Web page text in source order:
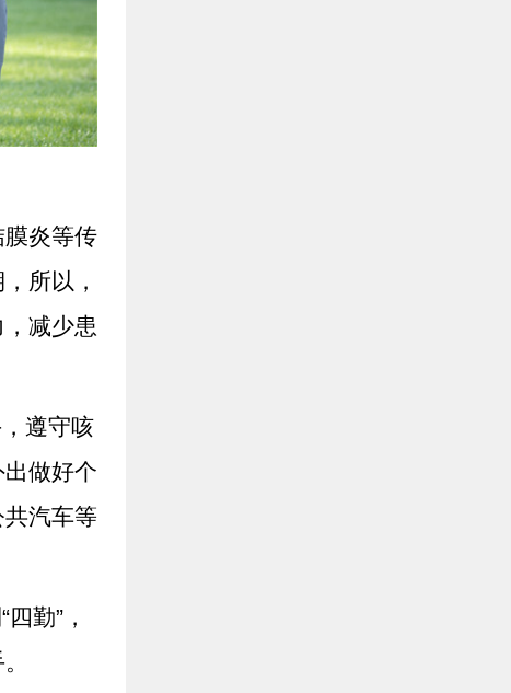
炎等传
所以，
减少患
遵守咳
做好个
汽车等
勤”，